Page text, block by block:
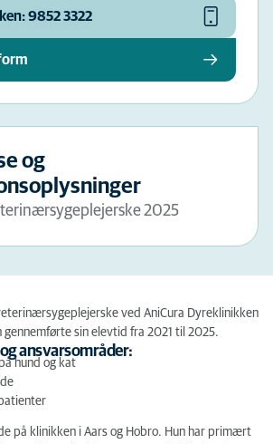
9852 3322
og
2025
ved AniCura Dyreklinikken
gennemførte sin elevtid fra 2021 til 2025.
ansvarsområder:
hund og kat
på klinikken i Aars og Hobro. Hun har primært